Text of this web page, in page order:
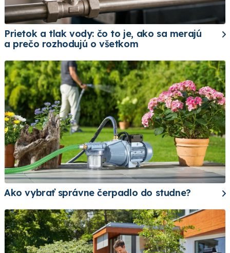
Prietok a tlak vody: čo to je, ako sa merajú
a prečo rozhodujú o všetkom
Ako vybrať správne čerpadlo do studne?